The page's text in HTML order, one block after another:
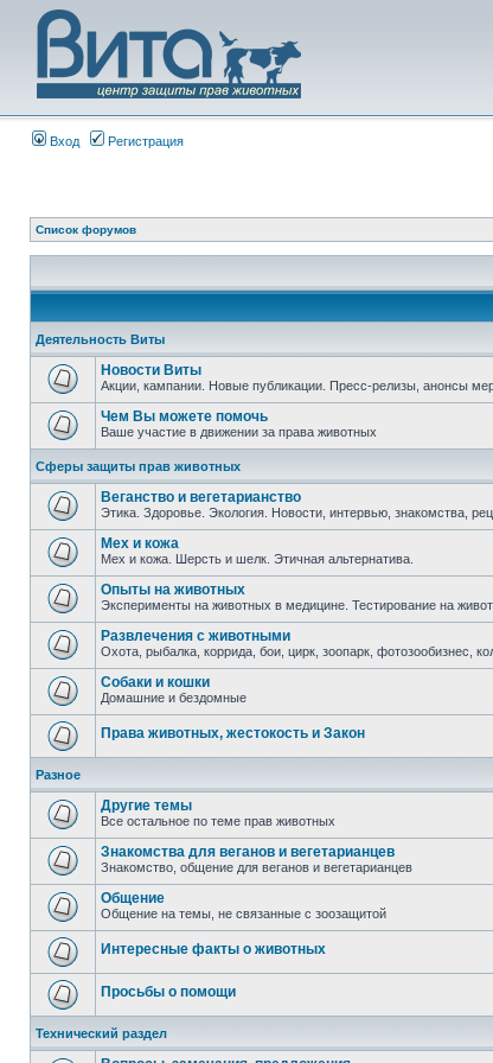
Вход Регистрация
Список форумов
Деятельность Виты
Новости Виты
Акции, кампании. Новые публикации. Пресс-релизы, анонсы
Чем Вы можете помочь
Ваше участие в движении за права животных
Сферы защиты прав животных
Веганство и вегетарианство
Этика. Здоровье. Экология. Новости, интервью, знакомства,
Мех и кожа
Мех и кожа. Шерсть и шелк. Этичная альтернатива.
Опыты на животных
Эксперименты на животных в медицине. Тестирование на
Развлечения с животными
Охота, рыбалка, коррида, бои, цирк, зоопарк, фотозообизнес,
Собаки и кошки
Домашние и бездомные
Права животных, жестокость и Закон
Разное
Другие темы
Все остальное по теме прав животных
Знакомства для веганов и вегетарианцев
Знакомство, общение для веганов и вегетарианцев
Общение
Общение на темы, не связанные с зоозащитой
Интересные факты о животных
Просьбы о помощи
Технический раздел